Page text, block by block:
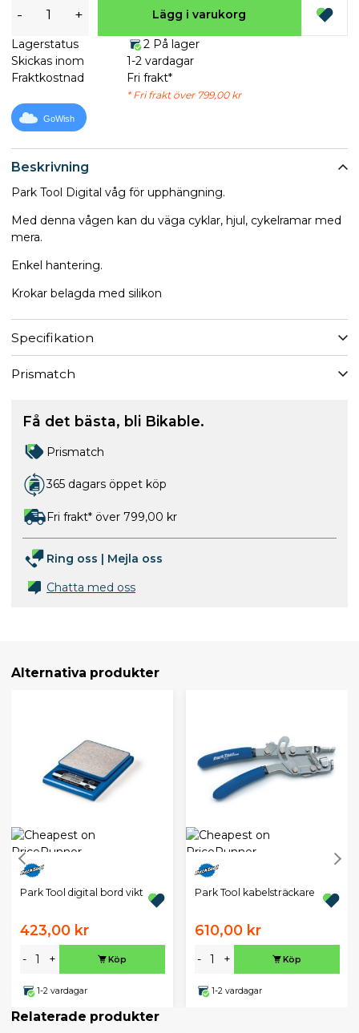
Beskrivning
Park Tool Digital våg för upphängning.
Med denna vågen kan du väga cyklar, hjul, cykelramar med
mera.
Enkel hantering.
Krokar belagda med silikon
Specifikation
Prismatch
- + Lägg i varukorg
Lagerstatus
2 På lager
Skickas inom
1-2 vardagar
Fraktkostnad
Fri frakt*
* Fri frakt över 799,00 kr
GoWish
Få det bästa, bli Bikable.
Prismatch
365 dagars öppet köp
Fri frakt* över 799,00 kr
Ring oss | Mejla oss
Chatta med oss
Alternativa produkter
Park Tool digital bord vikt
423,00 kr
- + Köp
1-2 vardagar
Park Tool kabelsträckare
610,00 kr
- + Köp
1-2 vardagar
Relaterade produkter